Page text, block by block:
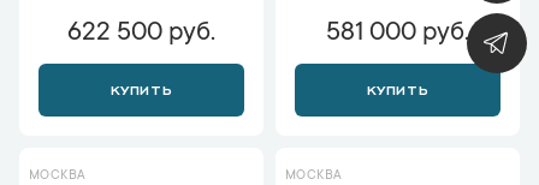
622 500 руб.
КУПИТЬ
581 000 руб.
КУПИТЬ
МОСКВА МОСКВА